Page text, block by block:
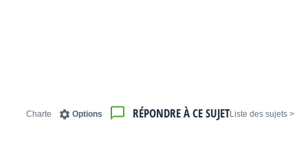
< Liste des sujets
RÉPONDRE À CE SUJET
Options
Charte